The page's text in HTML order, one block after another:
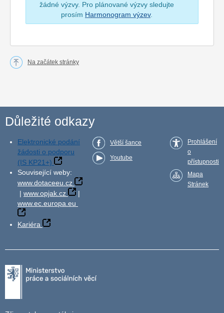
žádné výzvy. Pro plánované výzvy sledujte
prosím Harmonogram výzev.
Na začátek stránky
Důležité odkazy
Elektronické podání
žádosti o podporu
(IS KP21+)
Související weby:
www.dotaceeu.cz
| www.opjak.cz
|
www.ec.europa.eu
Kariéra
Větší šance
Youtube
Prohlášení
o
přístupnosti
Mapa
Stránek